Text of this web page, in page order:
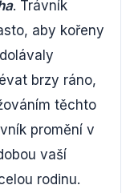
. Trávník
aby kořeny
brzy ráno,
těchto
promění v
vaší
rodinu.